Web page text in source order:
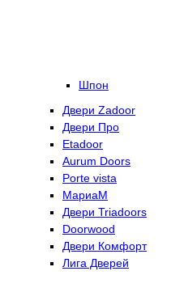
Шпон
Двери Zadoor
Двери Про
Etadoor
Aurum Doors
Porte vista
МариаМ
Двери Triadoors
Doorwood
Двери Комфорт
Лига Дверей